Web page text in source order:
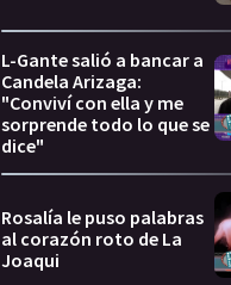
L-Gante salió a bancar a
Candela Arizaga:
"Conviví con ella y me
sorprende todo lo que se
dice"
Rosalía le puso palabras
al corazón roto de La
Joaqui